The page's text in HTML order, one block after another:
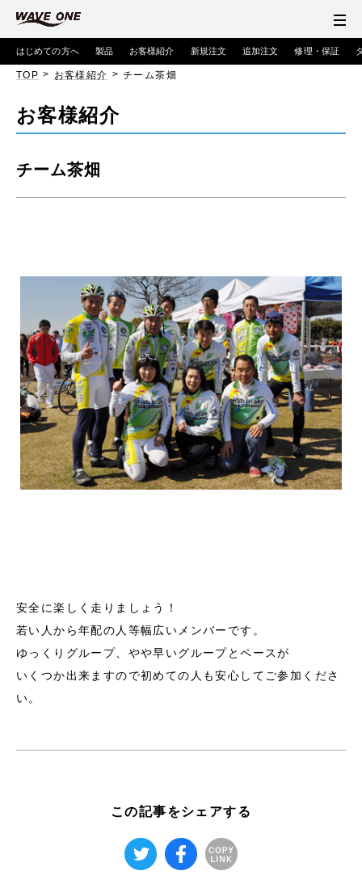
はじめての方へ 製品 お客様紹介 新規注文 追加注文 修理・保証
TOP > お客様紹介 > チーム茶畑
お客様紹介
チーム茶畑
安全に楽しく走りましょう！
若い人から年配の人等幅広いメンバーです。
ゆっくりグループ、やや早いグループとペースが
いくつか出来ますので初めての人も安心してご参加くださ
い。
この記事をシェアする